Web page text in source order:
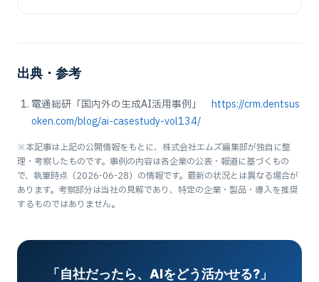
出典・参考
電通総研「国内外の生成AI活用事例」 https://crm.dentsus
oken.com/blog/ai-casestudy-vol134/
※本記事は上記の公開情報をもとに、株式会社エムズ編集部が独自に整
理・考察したものです。事例の内容は各企業の公表・報道に基づくもの
で、執筆時点（2026-06-28）の情報です。最新の状況とは異なる場合が
あります。考察部分は当社の見解であり、特定の企業・製品・導入を推奨
するものではありません。
「自社だったら、AIをどう活かせる?」